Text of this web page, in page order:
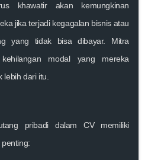
khawatir akan kemungkinan
jika terjadi kegagalan bisnis atau
yang tidak bisa dibayar. Mitra
modal yang mereka
lebih dari itu.
pribadi dalam CV memiliki